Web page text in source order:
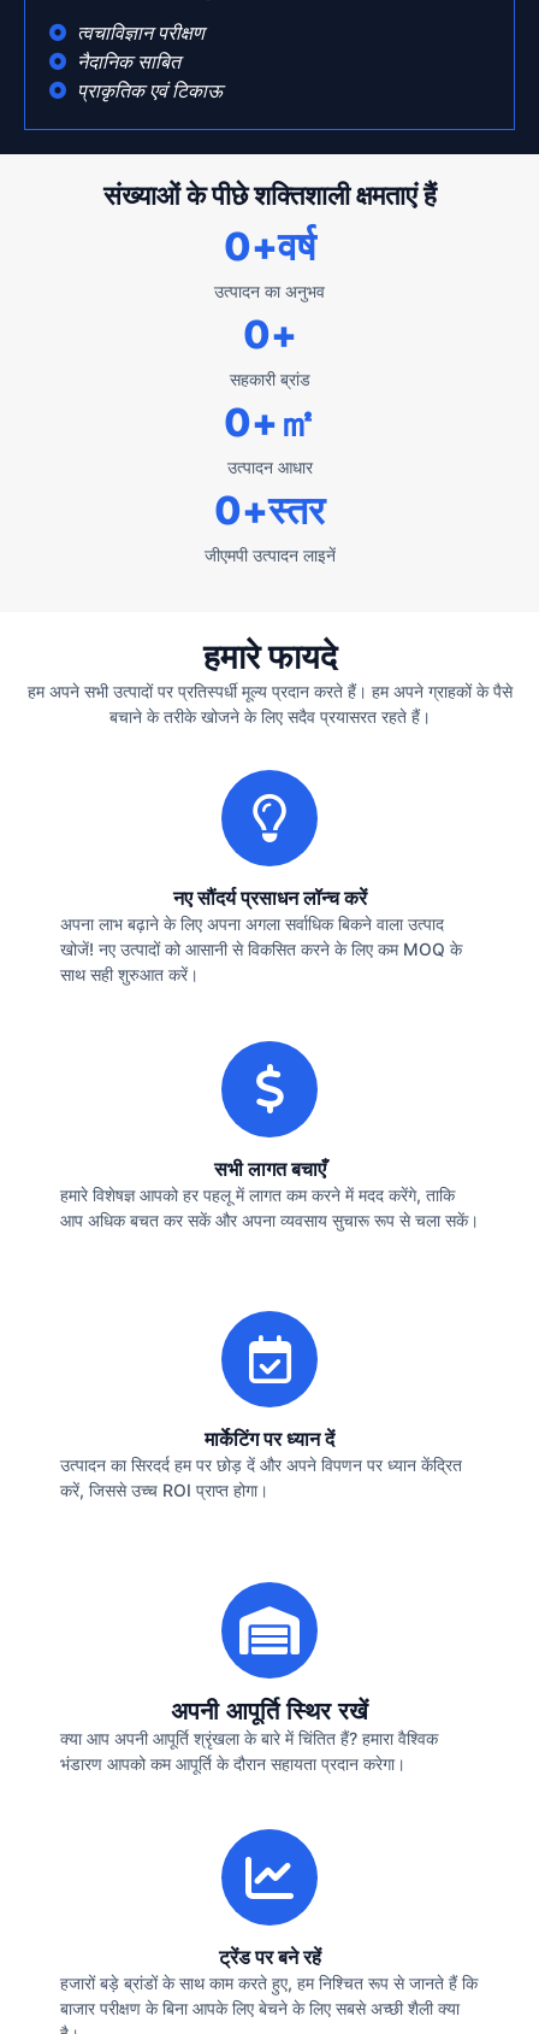
त्वचाविज्ञान परीक्षण
नैदानिक ​​साबित
प्राकृतिक एवं टिकाऊ
संख्याओं के पीछे शक्तिशाली क्षमताएं हैं
उत्पादन का अनुभव
0+वर्ष
सहकारी ब्रांड
0+
उत्पादन आधार
0+㎡
जीएमपी उत्पादन लाइनें
0+स्तर
हमारे फायदे
हम अपने सभी उत्पादों पर प्रतिस्पर्धी मूल्य प्रदान करते हैं। हम अपने ग्राहकों के पैसे
बचाने के तरीके खोजने के लिए सदैव प्रयासरत रहते हैं।
नए सौंदर्य प्रसाधन लॉन्च करें
अपना लाभ बढ़ाने के लिए अपना अगला सर्वाधिक बिकने वाला उत्पाद
खोजें! नए उत्पादों को आसानी से विकसित करने के लिए कम MOQ के
साथ सही शुरुआत करें।
सभी लागत बचाएँ
हमारे विशेषज्ञ आपको हर पहलू में लागत कम करने में मदद करेंगे, ताकि
आप अधिक बचत कर सकें और अपना व्यवसाय सुचारू रूप से चला सकें।
मार्केटिंग पर ध्यान दें
उत्पादन का सिरदर्द हम पर छोड़ दें और अपने विपणन पर ध्यान केंद्रित
करें, जिससे उच्च ROI प्राप्त होगा।
अपनी आपूर्ति स्थिर रखें
क्या आप अपनी आपूर्ति श्रृंखला के बारे में चिंतित हैं? हमारा वैश्विक
भंडारण आपको कम आपूर्ति के दौरान सहायता प्रदान करेगा।
ट्रेंड पर बने रहें
हजारों बड़े ब्रांडों के साथ काम करते हुए, हम निश्चित रूप से जानते हैं कि
बाजार परीक्षण के बिना आपके लिए बेचने के लिए सबसे अच्छी शैली क्या